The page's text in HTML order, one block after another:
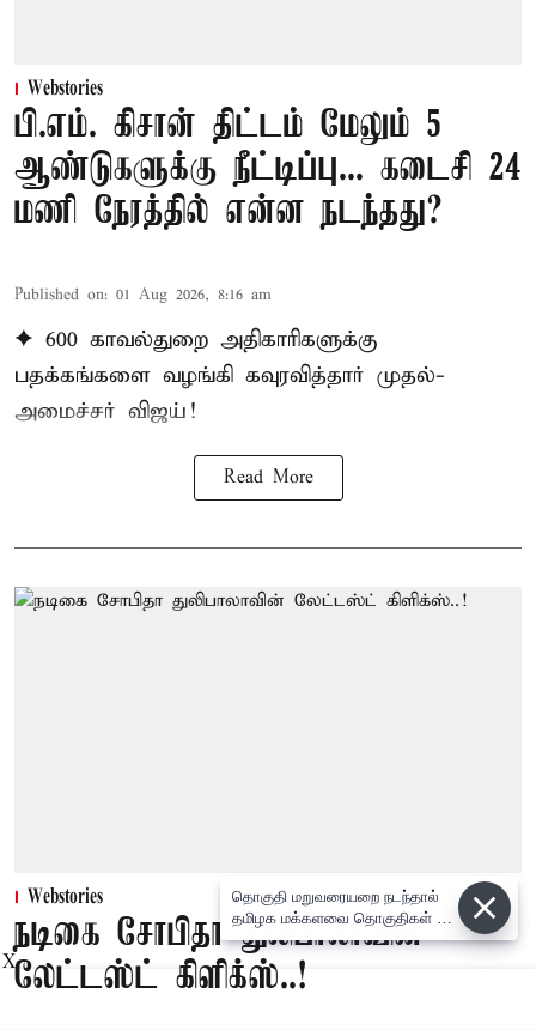
Webstories
பி.எம். கிசான் திட்டம் மேலும் 5
ஆண்டுகளுக்கு நீட்டிப்பு... கடைசி 24
மணி நேரத்தில் என்ன நடந்தது?
Published on: 01 Aug 2026, 8:16 am
✦ 600 காவல்துறை அதிகாரிகளுக்கு
பதக்கங்களை வழங்கி கவுரவித்தார் முதல்-
அமைச்சர் விஜய்!
Read More
Webstories
நடிகை சோபிதா துலிபாலாவின்
லேட்டஸ்ட் கிளிக்ஸ்..!
X
தொகுதி மறுவரையறை நடந்தால்
தமிழக மக்களவை தொகுதிகள் 59
ஆக உயரும்: